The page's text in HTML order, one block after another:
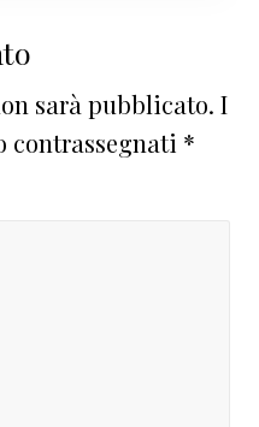
sarà pubblicato. I
contrassegnati *